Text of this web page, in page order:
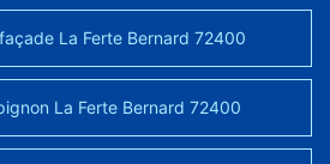
La Ferte Bernard 72400
La Ferte Bernard 72400